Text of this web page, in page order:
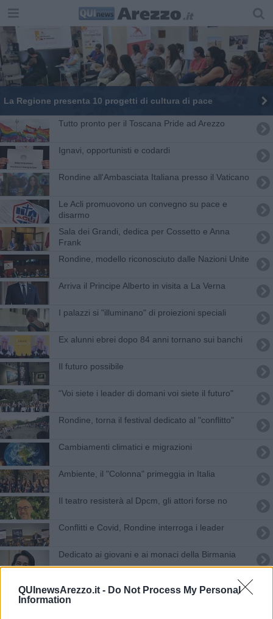
QUInewsArezzo.it - Do Not Process My Personal
Information
La Regione presenta 10 progetti di cultura di pace
Tutto pronto per il Toscana Pride ad Arezzo
​Ignavi, opportunisti e codardi
Rondine all'Ambasciata Italiana presso il Vaticano
Le Acli promuovono un convegno su pace e
disarmo
Sala dei Grandi, dedica per Cossetto e Anna
Frank
​Rondine, modello riconosciuto dalle Nazioni Unite
Arriva il Principe Alberto in visita a La Verna
I palazzi si "illuminano" di proiezioni speciali
Ex alunni ebrei dopo 84 anni tornano sui banchi
​Il futuro possibile
“Voi siete i leader di domani voi siete il futuro"
Rondine, torna il festival dedicato al "conflitto"
Cambiamenti climatici e migrazioni
Ambiente, il "Colonna" primeggia in Italia
Il teatro resisterà al Dpcm, gli attori forse no
Conflitti e Covid, Rondine interroga i leader
Dedicato ai giovani e ai monaci della Birmania